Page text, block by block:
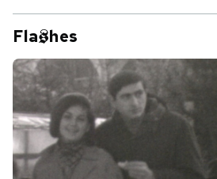
Fla hes